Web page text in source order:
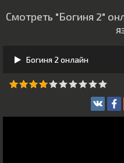
Смотреть "Богиня 2"
Богиня 2 онлайн